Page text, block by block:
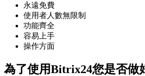
永遠免費
使用者人數無限制
功能齊全
容易上手
操作方面
為了使用Bitrix24您是否做